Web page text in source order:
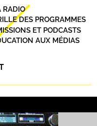
RADIO
DES PROGRAMMES
ET PODCASTS
AUX MÉDIAS